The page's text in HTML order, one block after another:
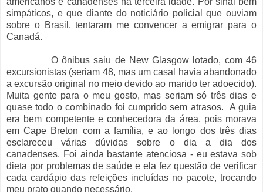
simpáticos, e que diante do noticiário policial que ouviam
sobre o Brasil, tentaram me convencer a emigrar para o
Canadá.
O ônibus saiu de New Glasgow lotado, com 46
excursionistas (seriam 48, mas um casal havia abandonado
a excursão original no meio devido ao marido ter adoecido).
Muita gente para o meu gosto, mas seriam só três dias e
quase todo o combinado foi cumprido sem atrasos. A guia
era bem competente e conhecedora da área, pois morava
em Cape Breton com a família, e ao longo dos três dias
esclareceu várias dúvidas sobre o dia a dia dos
canadenses. Foi ainda bastante atenciosa - eu estava sob
dieta por problemas de saúde e ela fez questão de verificar
cada cardápio das refeições incluídas no pacote, trocando
meu prato quando necessário.